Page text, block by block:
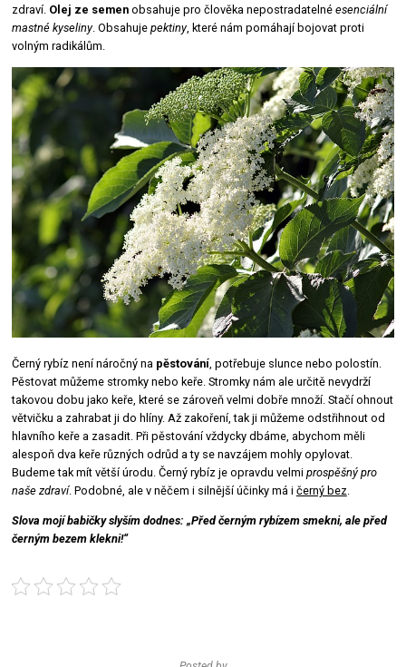
zdraví. Olej ze semenobsahuje pro člověka nepostradatelné esenciální
mastné kyseliny. Obsahuje pektiny, které nám pomáhají bojovat proti
volným radikálům.
Černý rybíz není náročný na pěstování, potřebuje slunce nebo polostín.
Pěstovat můžeme stromky nebo keře. Stromky nám ale určitě nevydrží
takovou dobu jako keře, které se zároveň velmi dobře množí. Stačí ohnout
větvičku a zahrabat ji do hlíny. Až zakoření, tak ji můžeme odstřihnout od
hlavního keře a zasadit. Při pěstování vždycky dbáme, abychom měli
alespoň dva keře různých odrůd a ty se navzájem mohly opylovat.
Budeme tak mít větší úrodu. Černý rybíz je opravdu velmi prospěšný pro
naše zdraví. Podobné, ale v něčem i silnější účinky má i černý bez.
Slova mojí babičky slyším dodnes: „Před černým rybízem smekni, ale před
černým bezem klekni!“